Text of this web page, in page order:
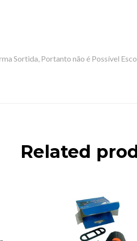
Sortida, Portanto não é Possível
Related